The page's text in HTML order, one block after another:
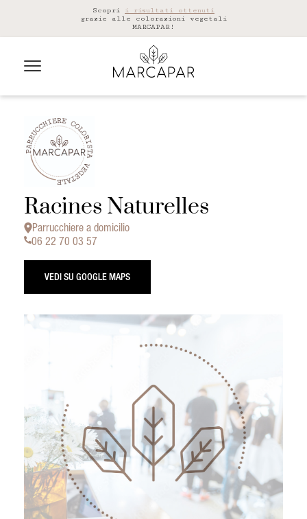
Scopri i risultati ottenuti
grazie alle colorazioni vegetali
MARCAPAR!
Racines Naturelles
Parrucchiere a domicilio
06 22 70 03 57
VEDI SU GOOGLE MAPS